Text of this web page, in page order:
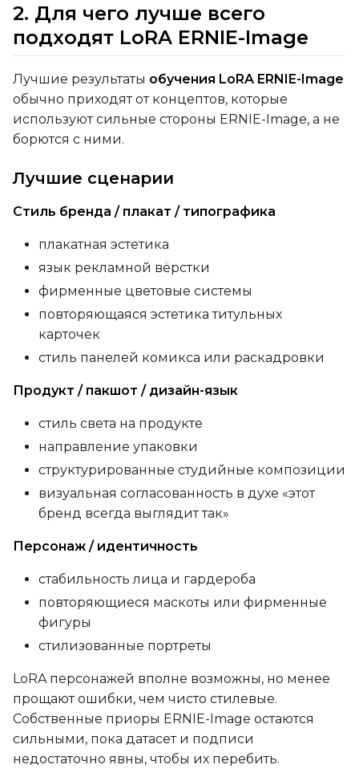
Settings
ToggleCache Latents
ToggleIs
Is Regularization
Flipping
Resolutions
Sampler
FlowMatch
Guidance Scale
Sample Steps
Width
Height
2. Для чего лучше всего
подходят LoRA ERNIE-Image
Лучшие результаты обучения LoRA ERNIE-Image
обычно приходят от концептов, которые
используют сильные стороны ERNIE-Image, а не
борются с ними.
Лучшие сценарии
Стиль бренда / плакат / типографика
плакатная эстетика
язык рекламной вёрстки
фирменные цветовые системы
повторяющаяся эстетика титульных
карточек
стиль панелей комикса или раскадровки
Продукт / пакшот / дизайн-язык
стиль света на продукте
направление упаковки
структурированные студийные композиции
визуальная согласованность в духе «этот
бренд всегда выглядит так»
Персонаж / идентичность
стабильность лица и гардероба
повторяющиеся маскоты или фирменные
фигуры
стилизованные портреты
LoRA персонажей вполне возможны, но менее
прощают ошибки, чем чисто стилевые.
Собственные приоры ERNIE-Image остаются
сильными, пока датасет и подписи
недостаточно явны, чтобы их перебить.